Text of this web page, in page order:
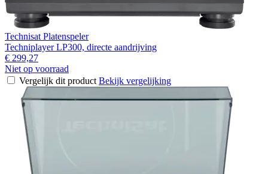
Technisat Platenspeler
Techniplayer LP300, directe aandrijving
€ 299,27
Niet op voorraad
Vergelijk dit product Bekijk vergelijking